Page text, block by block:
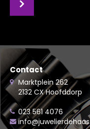
Contact
Marktplein 262
2132 CX Hoofddorp
023 561 4076